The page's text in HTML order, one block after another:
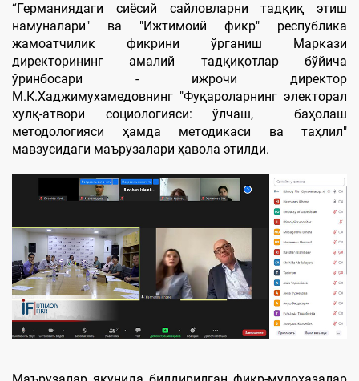
“Германиядаги сиёсий сайловларни тадқиқ этиш
намуналари" ва "Ижтимоий фикр" республика
жамоатчилик фикрини ўрганиш Маркази
директорининг амалий тадқиқотлар бўйича
ўринбосари - ижрочи директор
М.К.Хаджимухамедовнинг "Фуқароларнинг электорал
хулқ-атвори социологияси: ўлчаш, баҳолаш
методологияси ҳамда методикаси ва таҳлил"
мавзусидаги маърузалари ҳавола этилди.